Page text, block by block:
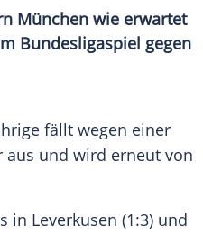
München wie erwartet
Bundesligaspiel gegen
fällt wegen einer
aus und wird erneut von
in Leverkusen (1:3) und